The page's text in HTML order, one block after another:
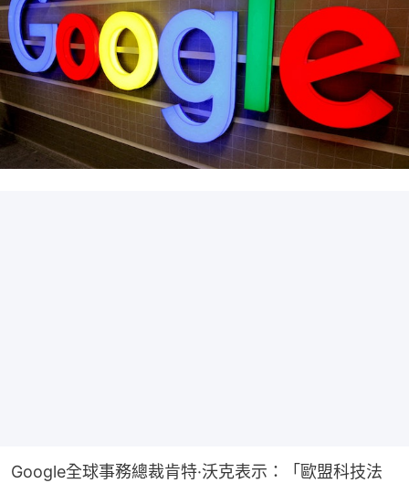
Google全球事務總裁肯特·沃克表示：「歐盟科技法